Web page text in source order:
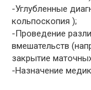
-Углубленные
кольпоскопия );
-Проведение
вмешательств
закрытие
-Назначение